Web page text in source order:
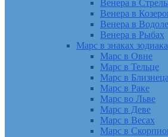
Венера в
Венера в
Венера в
Венера в Рыбах
Марс в знаках зодиака
Марс в Овне
Марс в Тельце
Марс в
Марс в Раке
Марс во Льве
Марс в Деве
Марс в Весах
Марс в